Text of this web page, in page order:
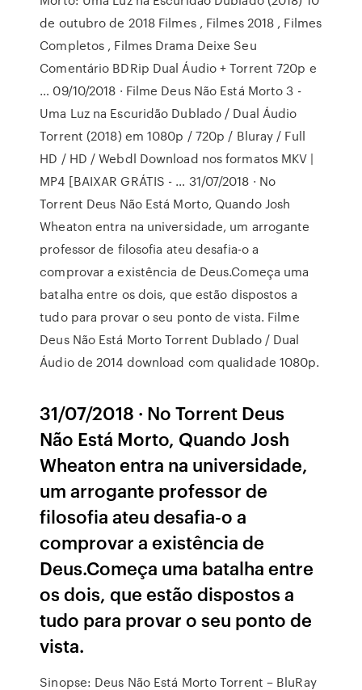
de outubro de 2018 Filmes , Filmes 2018 , Filmes
Completos , Filmes Drama Deixe Seu
Comentário BDRip Dual Áudio + Torrent 720p e
… 09/10/2018 · Filme Deus Não Está Morto 3 -
Uma Luz na Escuridão Dublado / Dual Áudio
Torrent (2018) em 1080p / 720p / Bluray / Full
HD / HD / Webdl Download nos formatos MKV |
MP4 [BAIXAR GRÁTIS - … 31/07/2018 · No
Torrent Deus Não Está Morto, Quando Josh
Wheaton entra na universidade, um arrogante
professor de filosofia ateu desafia-o a
comprovar a existência de Deus.Começa uma
batalha entre os dois, que estão dispostos a
tudo para provar o seu ponto de vista. Filme
Deus Não Está Morto Torrent Dublado / Dual
Áudio de 2014 download com qualidade 1080p.
31/07/2018 · No Torrent Deus
Não Está Morto, Quando Josh
Wheaton entra na universidade,
um arrogante professor de
filosofia ateu desafia-o a
comprovar a existência de
Deus.Começa uma batalha entre
os dois, que estão dispostos a
tudo para provar o seu ponto de
vista.
Sinopse: Deus Não Está Morto Torrent – BluRay